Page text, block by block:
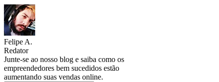
Felipe A.
Redator
Junte-se ao nosso blog e saiba como os
empreendedores bem sucedidos estão
aumentando suas vendas online.